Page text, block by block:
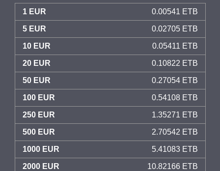
1 EUR 0.00541 ETB
5 EUR 0.02705 ETB
10 EUR 0.05411 ETB
20 EUR 0.10822 ETB
50 EUR 0.27054 ETB
100 EUR 0.54108 ETB
250 EUR 1.35271 ETB
500 EUR 2.70542 ETB
1000 EUR 5.41083 ETB
2000 EUR 10.82166 ETB